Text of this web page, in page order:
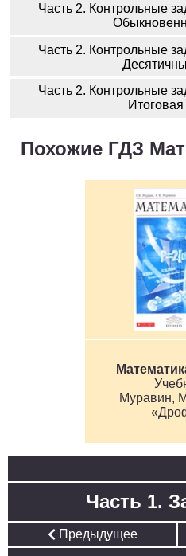
Часть 2. Контрольные
Часть 2. Контрольные
Часть 2. Контрольные
Похожие ГДЗ
Муравин,
Часть 1.
Предыдущее